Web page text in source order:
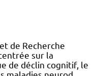
de Recherche
sur la
de déclin cognitif, le